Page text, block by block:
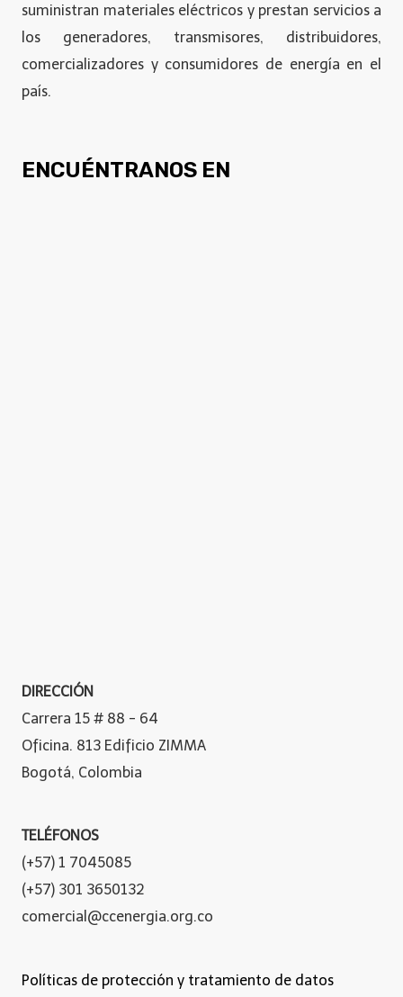
suministran materiales eléctricos y prestan servicios a
los generadores, transmisores, distribuidores,
comercializadores y consumidores de energía en el
país.
ENCUÉNTRANOS EN
DIRECCIÓN
Carrera 15 # 88 - 64
Oficina. 813 Edificio ZIMMA
Bogotá, Colombia
TELÉFONOS
(+57) 1 7045085
(+57) 301 3650132
comercial@ccenergia.org.co
Políticas de protección y tratamiento de datos